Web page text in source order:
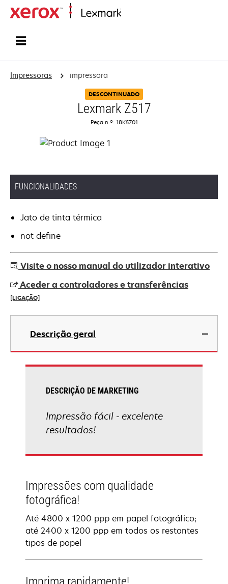
Impressoras impressora
DESCONTINUADO
Lexmark Z517
Peça n.º: 18K5701
FUNCIONALIDADES
Jato de tinta térmica
not define
Visite o nosso manual do utilizador interativo
Aceder a controladores e transferências
[LIGAÇÃO]
opens
new
Descrição geral
DESCRIÇÃO DE MARKETING
Impressão fácil - excelente
resultados!
Impressões com qualidade
fotográfica!
Até 4800 x 1200 ppp em papel fotográfico;
até 2400 x 1200 ppp em todos os restantes
tipos de papel